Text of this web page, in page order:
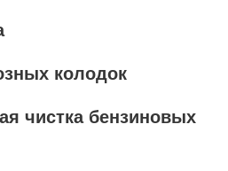
колодок
чистка бензиновых